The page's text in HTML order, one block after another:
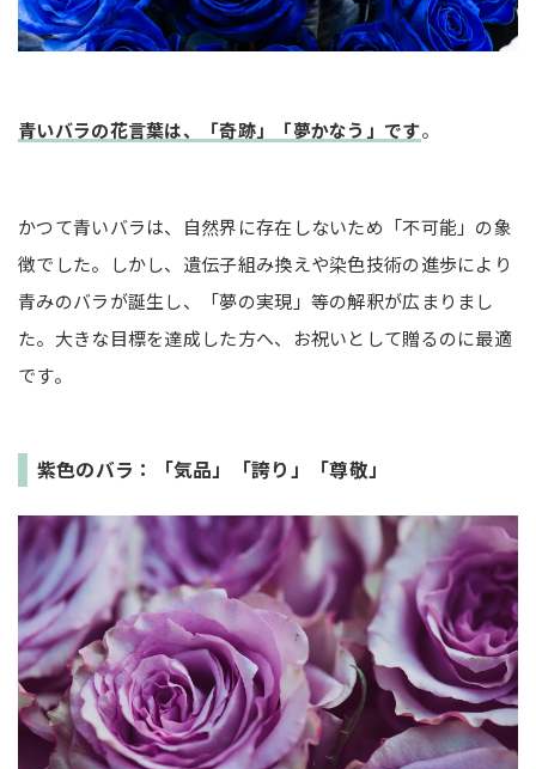
青いバラの花言葉は、「奇跡」「夢かなう」です。
かつて青いバラは、自然界に存在しないため「不可能」の象
徴でした。しかし、遺伝子組み換えや染色技術の進歩により
青みのバラが誕生し、「夢の実現」等の解釈が広まりまし
た。大きな目標を達成した方へ、お祝いとして贈るのに最適
です。
紫色のバラ：「気品」「誇り」「尊敬」